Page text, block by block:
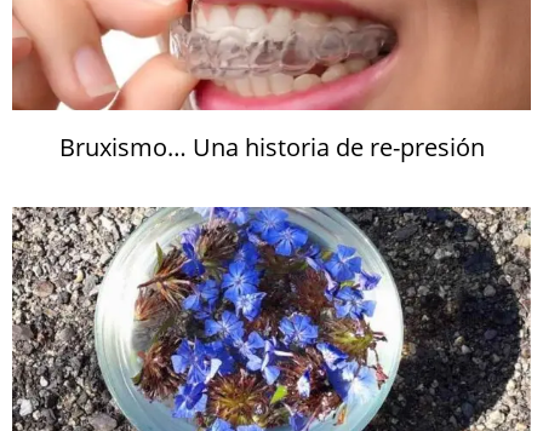
Bruxismo… Una historia de re-presión